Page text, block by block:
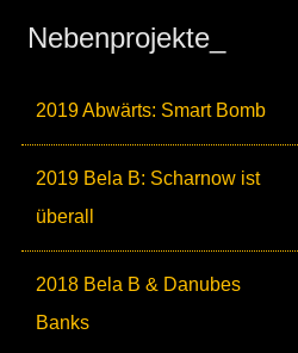
Nebenprojekte_
2019 Abwärts: Smart Bomb
2019 Bela B: Scharnow ist
überall
2018 Bela B & Danubes
Banks